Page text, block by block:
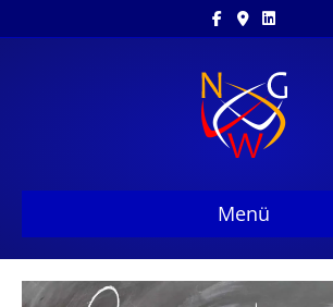
FacebookGoogle-maps
Linkedin
Menü